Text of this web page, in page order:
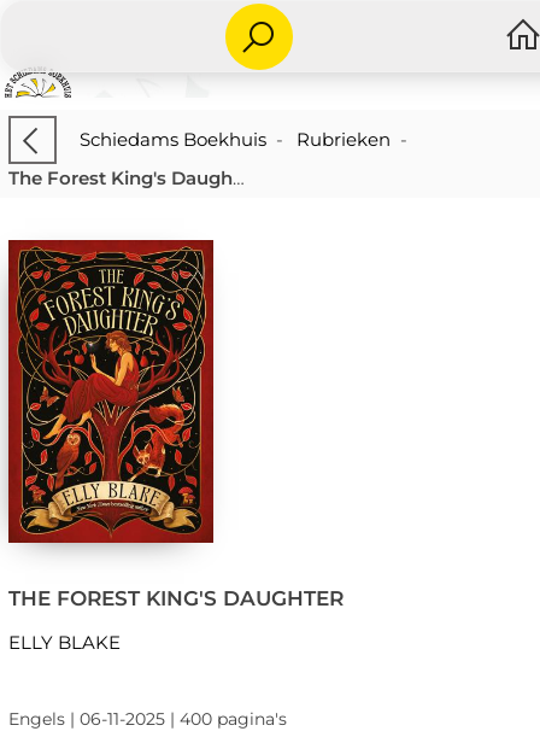
Schiedams Boekhuis- Rubrieken -
The Forest King's Daughter
THE FOREST KING'S DAUGHTER
ELLY BLAKE
Engels | 06-11-2025 | 400 pagina's